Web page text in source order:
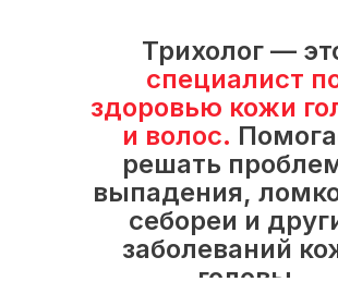
Трихолог —
специалист
здоровью кожи
и волос.
решать
выпадения,
себореи и
заболеваний
головы